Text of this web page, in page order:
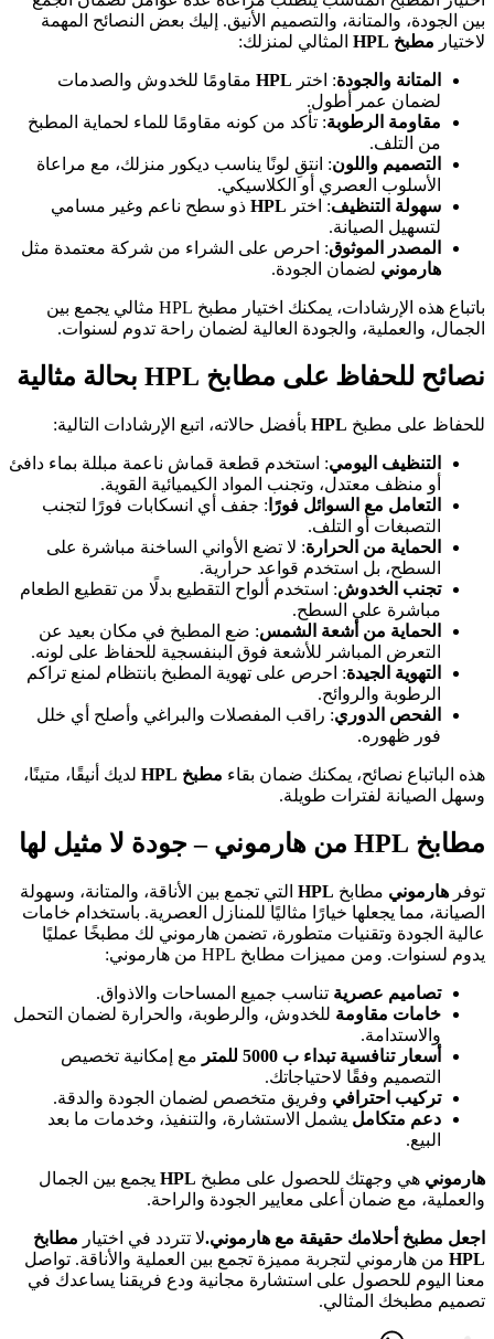
بين الجودة، والمتانة، والتصميم الأنيق. إليك بعض النصائح المهمة
لاختيار مطبخ HPL المثالي لمنزلك:
المتانة والجودة: اختر HPL مقاومًا للخدوش والصدمات
لضمان عمر أطول.
مقاومة الرطوبة: تأكد من كونه مقاومًا للماء لحماية المطبخ
من التلف.
التصميم واللون: انتقِ لونًا يناسب ديكور منزلك، مع مراعاة
الأسلوب العصري أو الكلاسيكي.
سهولة التنظيف: اختر HPL ذو سطح ناعم وغير مسامي
لتسهيل الصيانة.
المصدر الموثوق: احرص على الشراء من شركة معتمدة مثل
هارموني لضمان الجودة.
باتباع هذه الإرشادات، يمكنك اختيار مطبخ HPL مثالي يجمع بين
الجمال، والعملية، والجودة العالية لضمان راحة تدوم لسنوات.
نصائح للحفاظ على مطابخ HPL بحالة مثالية
للحفاظ على مطبخ HPL بأفضل حالاته، اتبع الإرشادات التالية:
التنظيف اليومي: استخدم قطعة قماش ناعمة مبللة بماء دافئ
أو منظف معتدل، وتجنب المواد الكيميائية القوية.
التعامل مع السوائل فورًا : جفف أي انسكابات فورًا لتجنب
التصبغات أو التلف.
الحماية من الحرارة: لا تضع الأواني الساخنة مباشرة على
السطح، بل استخدم قواعد حرارية.
تجنب الخدوش: استخدم ألواح التقطيع بدلًا من تقطيع الطعام
مباشرة على السطح.
الحماية من أشعة الشمس: ضع المطبخ في مكان بعيد عن
التعرض المباشر للأشعة فوق البنفسجية للحفاظ على لونه.
التهوية الجيدة: احرص على تهوية المطبخ بانتظام لمنع تراكم
الرطوبة والروائح.
الفحص الدوري: راقب المفصلات والبراغي وأصلح أي خلل
فور ظهوره.
هذه الباتباع نصائح، يمكنك ضمان بقاء مطبخ HPL
لديك أنيقًا، متينًا،
وسهل الصيانة لفترات طويلة.
مطابخ HPL من هارموني – جودة لا مثيل لها
توفر هارموني مطابخ HPL التي تجمع بين الأناقة، والمتانة، وسهولة
الصيانة، مما يجعلها خيارًا مثاليًا للمنازل العصرية. باستخدام خامات
عالية الجودة وتقنيات متطورة، تضمن هارموني لك مطبخًا عمليًا
يدوم لسنوات. ومن مميزات مطابخ HPL من هارموني:
تصاميم عصرية تناسب جميع المساحات والاذواق.
خامات مقاومة للخدوش، والرطوبة، والحرارة لضمان التحمل
والاستدامة.
أسعار تنافسية تبداء ب 5000 للمتر
مع إمكانية تخصيص
التصميم وفقًا لاحتياجاتك.
تركيب احترافي وفريق متخصص لضمان الجودة والدقة.
دعم متكامل يشمل الاستشارة، والتنفيذ، وخدمات ما بعد
البيع.
هارموني هي وجهتك للحصول على مطبخ HPL يجمع بين الجمال
والعملية، مع ضمان أعلى معايير الجودة والراحة.
اجعل مطبخ أحلامك حقيقة مع هارموني.لا تتردد في اختيار مطابخ
HPL من هارموني لتجربة مميزة تجمع بين العملية والأناقة. تواصل
معنا اليوم للحصول على استشارة مجانية ودع فريقنا يساعدك في
تصميم مطبخك المثالي.